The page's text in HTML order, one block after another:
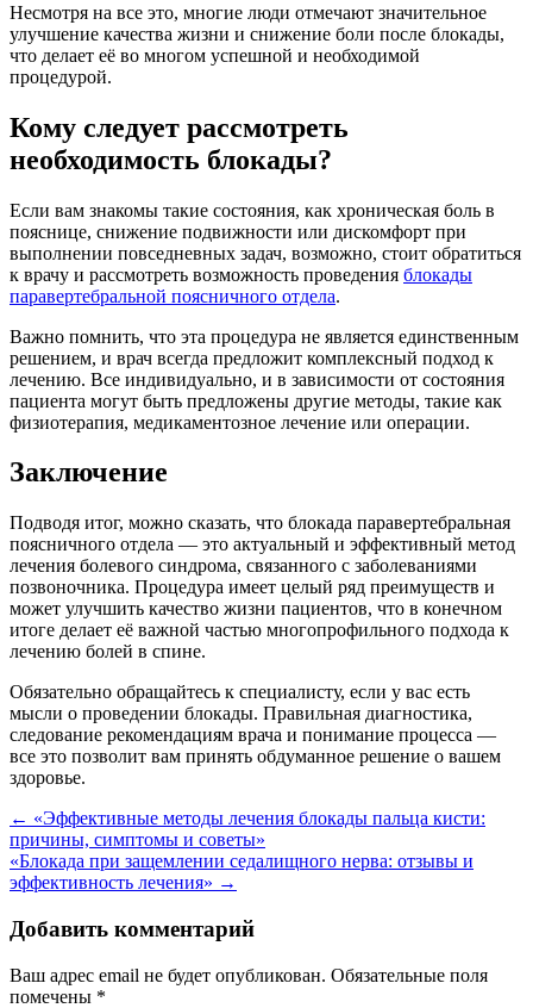
Несмотря на все это, многие люди отмечают значительное
улучшение качества жизни и снижение боли после блокады,
что делает её во многом успешной и необходимой
процедурой.
Кому следует рассмотреть
необходимость блокады?
Если вам знакомы такие состояния, как хроническая боль в
пояснице, снижение подвижности или дискомфорт при
выполнении повседневных задач, возможно, стоит обратиться
к врачу и рассмотреть возможность проведения блокады
паравертебральной поясничного отдела.
Важно помнить, что эта процедура не является единственным
решением, и врач всегда предложит комплексный подход к
лечению. Все индивидуально, и в зависимости от состояния
пациента могут быть предложены другие методы, такие как
физиотерапия, медикаментозное лечение или операции.
Заключение
Подводя итог, можно сказать, что блокада паравертебральная
поясничного отдела — это актуальный и эффективный метод
лечения болевого синдрома, связанного с заболеваниями
позвоночника. Процедура имеет целый ряд преимуществ и
может улучшить качество жизни пациентов, что в конечном
итоге делает её важной частью многопрофильного подхода к
лечению болей в спине.
Обязательно обращайтесь к специалисту, если у вас есть
мысли о проведении блокады. Правильная диагностика,
следование рекомендациям врача и понимание процесса —
все это позволит вам принять обдуманное решение о вашем
здоровье.
Навигация
по
записям
← «Эффективные методы лечения блокады пальца кисти:
причины, симптомы и советы»
«Блокада при защемлении седалищного нерва: отзывы и
эффективность лечения» →
Добавить комментарий
Ваш адрес email не будет опубликован. Обязательные поля
помечены *